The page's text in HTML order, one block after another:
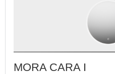
MORA CARA I